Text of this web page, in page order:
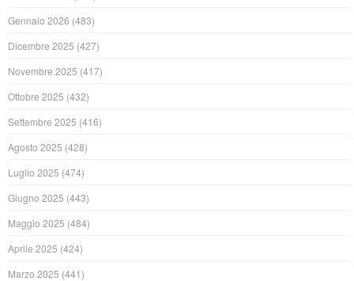
Gennaio 2026 (483)
Dicembre 2025 (427)
Novembre 2025 (417)
Ottobre 2025 (432)
Settembre 2025 (416)
Agosto 2025 (428)
Luglio 2025 (474)
Giugno 2025 (443)
Maggio 2025 (484)
Aprile 2025 (424)
Marzo 2025 (441)